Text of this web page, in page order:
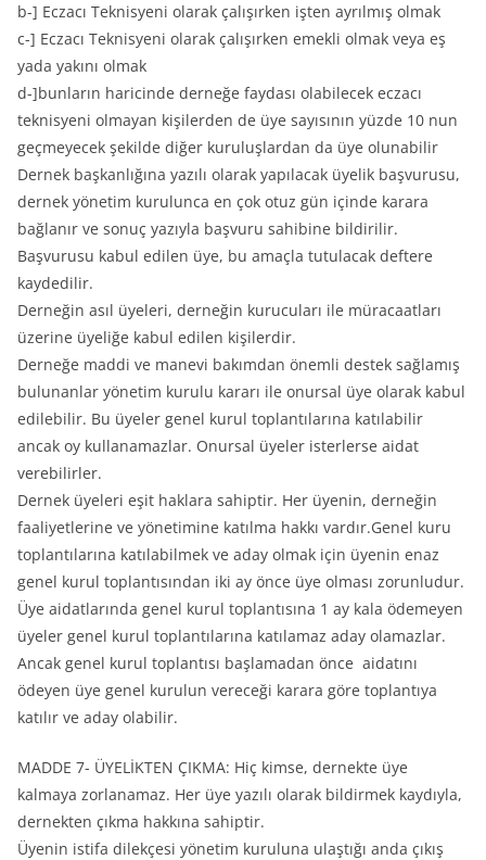
b-] Eczacı Teknisyeni olarak çalışırken işten ayrılmış olmak
c-] Eczacı Teknisyeni olarak çalışırken emekli olmak veya eş
yada yakını olmak
d-]bunların haricinde derneğe faydası olabilecek eczacı
teknisyeni olmayan kişilerden de üye sayısının yüzde 10 nun
geçmeyecek şekilde diğer kuruluşlardan da üye olunabilir
Dernek başkanlığına yazılı olarak yapılacak üyelik başvurusu,
dernek yönetim kurulunca en çok otuz gün içinde karara
bağlanır ve sonuç yazıyla başvuru sahibine bildirilir.
Başvurusu kabul edilen üye, bu amaçla tutulacak deftere
kaydedilir.
Derneğin asıl üyeleri, derneğin kurucuları ile müracaatları
üzerine üyeliğe kabul edilen kişilerdir.
Derneğe maddi ve manevi bakımdan önemli destek sağlamış
bulunanlar yönetim kurulu kararı ile onursal üye olarak kabul
edilebilir. Bu üyeler genel kurul toplantılarına katılabilir
ancak oy kullanamazlar. Onursal üyeler isterlerse aidat
verebilirler.
Dernek üyeleri eşit haklara sahiptir. Her üyenin, derneğin
faaliyetlerine ve yönetimine katılma hakkı vardır.Genel kuru
toplantılarına katılabilmek ve aday olmak için üyenin enaz
genel kurul toplantısından iki ay önce üye olması zorunludur.
Üye aidatlarında genel kurul toplantısına 1 ay kala ödemeyen
üyeler genel kurul toplantılarına katılamaz aday olamazlar.
Ancak genel kurul toplantısı başlamadan önce aidatını
ödeyen üye genel kurulun vereceği karara göre toplantıya
katılır ve aday olabilir.
MADDE 7- ÜYELİKTEN ÇIKMA: Hiç kimse, dernekte üye
kalmaya zorlanamaz. Her üye yazılı olarak bildirmek kaydıyla,
dernekten çıkma hakkına sahiptir.
Üyenin istifa dilekçesi yönetim kuruluna ulaştığı anda çıkış